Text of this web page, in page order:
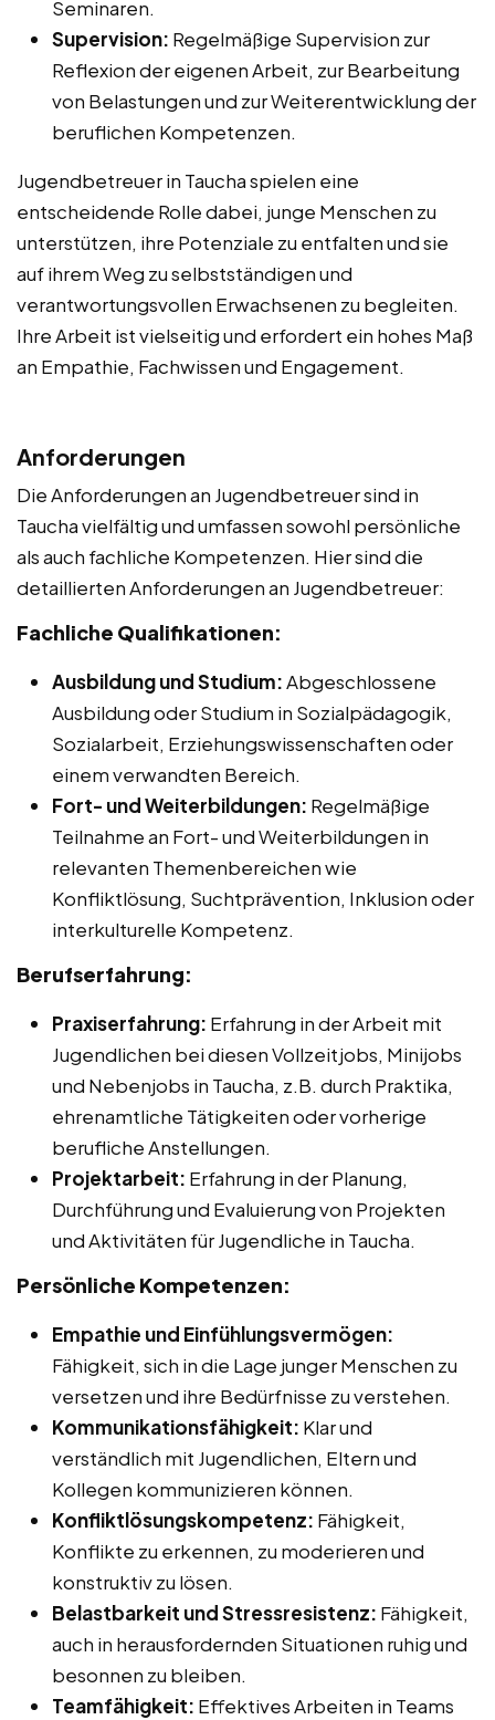
Seminaren.
Supervision: Regelmäßige Supervision zur
Reflexion der eigenen Arbeit, zur Bearbeitung
von Belastungen und zur Weiterentwicklung der
beruflichen Kompetenzen.
Jugendbetreuer in Taucha spielen eine
entscheidende Rolle dabei, junge Menschen zu
unterstützen, ihre Potenziale zu entfalten und sie
auf ihrem Weg zu selbstständigen und
verantwortungsvollen Erwachsenen zu begleiten.
Ihre Arbeit ist vielseitig und erfordert ein hohes Maß
an Empathie, Fachwissen und Engagement.
Anforderungen
Die Anforderungen an Jugendbetreuer sind in
Taucha vielfältig und umfassen sowohl persönliche
als auch fachliche Kompetenzen. Hier sind die
detaillierten Anforderungen an Jugendbetreuer:
Fachliche Qualifikationen:
Ausbildung und Studium:Abgeschlossene
Ausbildung oder Studium in Sozialpädagogik,
Sozialarbeit, Erziehungswissenschaften oder
einem verwandten Bereich.
Fort- und Weiterbildungen: Regelmäßige
Teilnahme an Fort- und Weiterbildungen in
relevanten Themenbereichen wie
Konfliktlösung, Suchtprävention, Inklusion oder
interkulturelle Kompetenz.
Berufserfahrung:
Praxiserfahrung: Erfahrung in der Arbeit mit
Jugendlichen bei diesen Vollzeitjobs, Minijobs
und Nebenjobs in Taucha, z.B. durch Praktika,
ehrenamtliche Tätigkeiten oder vorherige
berufliche Anstellungen.
Projektarbeit: Erfahrung in der Planung,
Durchführung und Evaluierung von Projekten
und Aktivitäten für Jugendliche in Taucha.
Persönliche Kompetenzen:
Empathie und Einfühlungsvermögen:
Fähigkeit, sich in die Lage junger Menschen zu
versetzen und ihre Bedürfnisse zu verstehen.
Kommunikationsfähigkeit: Klar und
verständlich mit Jugendlichen, Eltern und
Kollegen kommunizieren können.
Konfliktlösungskompetenz: Fähigkeit,
Konflikte zu erkennen, zu moderieren und
konstruktiv zu lösen.
Belastbarkeit und Stressresistenz: Fähigkeit,
auch in herausfordernden Situationen ruhig und
besonnen zu bleiben.
Teamfähigkeit: Effektives Arbeiten in Teams